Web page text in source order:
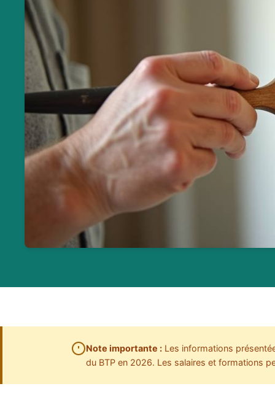
Note importante : Les informations
du BTP en 2026. Les salaires et formations